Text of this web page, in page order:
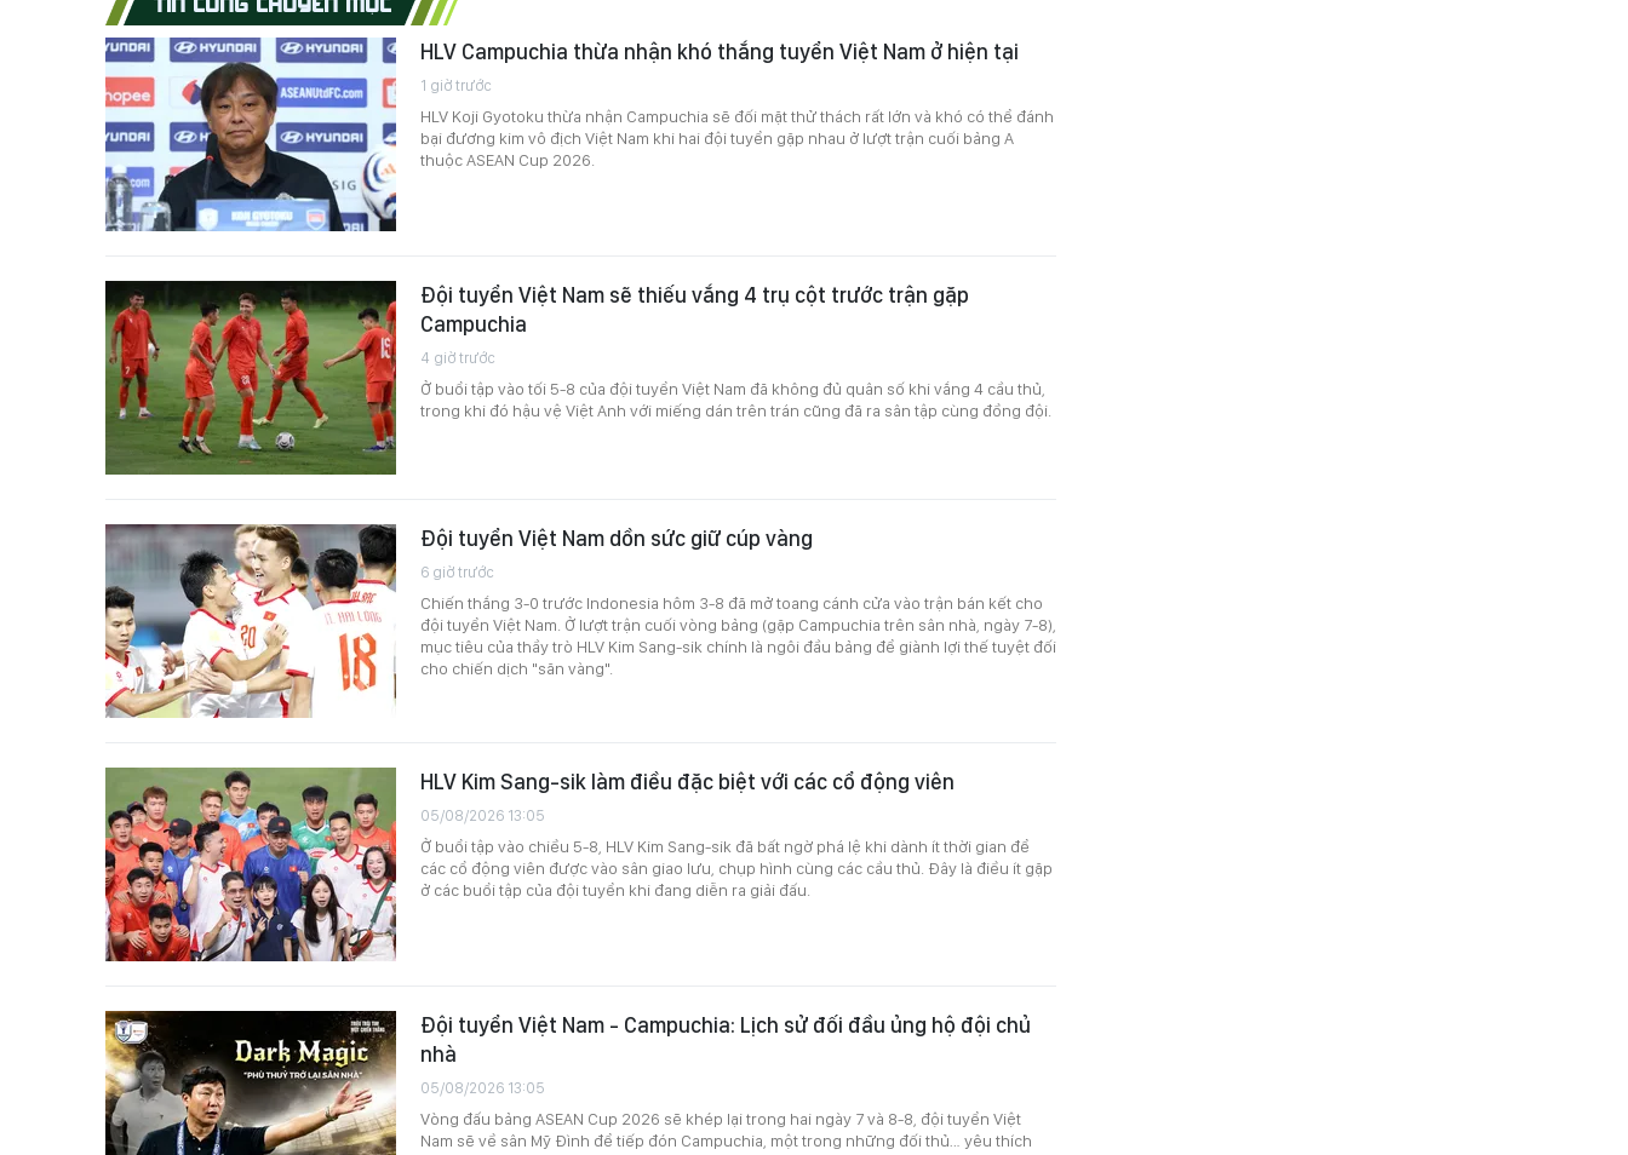
HLV Campuchia thừa nhận khó thắng tuyển Việt Nam ở hiện tại
1 giờ trước
HLV Koji Gyotoku thừa nhận Campuchia sẽ đối mặt thử thách rất lớn và khó có thể đánh
bại đương kim vô địch Việt Nam khi hai đội tuyển gặp nhau ở lượt trận cuối bảng A
thuộc ASEAN Cup 2026.
Đội tuyển Việt Nam sẽ thiếu vắng 4 trụ cột trước trận gặp
Campuchia
4 giờ trước
Ở buổi tập vào tối 5-8 của đội tuyển Việt Nam đã không đủ quân số khi vắng 4 cầu thủ,
trong khi đó hậu vệ Việt Anh với miếng dán trên trán cũng đã ra sân tập cùng đồng đội.
Đội tuyển Việt Nam dồn sức giữ cúp vàng
6 giờ trước
Chiến thắng 3-0 trước Indonesia hôm 3-8 đã mở toang cánh cửa vào trận bán kết cho
đội tuyển Việt Nam. Ở lượt trận cuối vòng bảng (gặp Campuchia trên sân nhà, ngày 7-8),
mục tiêu của thầy trò HLV Kim Sang-sik chính là ngôi đầu bảng để giành lợi thế tuyệt đối
cho chiến dịch "săn vàng".
HLV Kim Sang-sik làm điều đặc biệt với các cổ động viên
05/08/2026 13:05
Ở buổi tập vào chiều 5-8, HLV Kim Sang-sik đã bất ngờ phá lệ khi dành ít thời gian để
các cổ động viên được vào sân giao lưu, chụp hình cùng các cầu thủ. Đây là điều ít gặp
ở các buổi tập của đội tuyển khi đang diễn ra giải đấu.
Đội tuyển Việt Nam - Campuchia: Lịch sử đối đầu ủng hộ đội chủ
nhà
05/08/2026 13:05
Vòng đấu bảng ASEAN Cup 2026 sẽ khép lại trong hai ngày 7 và 8-8, đội tuyển Việt
Nam sẽ về sân Mỹ Đình để tiếp đón Campuchia, một trong những đối thủ… yêu thích